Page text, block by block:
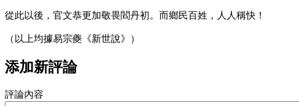
從此以後，官文恭更加敬畏閻丹初。而鄉民百姓，人人稱快！
（以上均據易宗夔《新世說》）
添加新評論
評論內容